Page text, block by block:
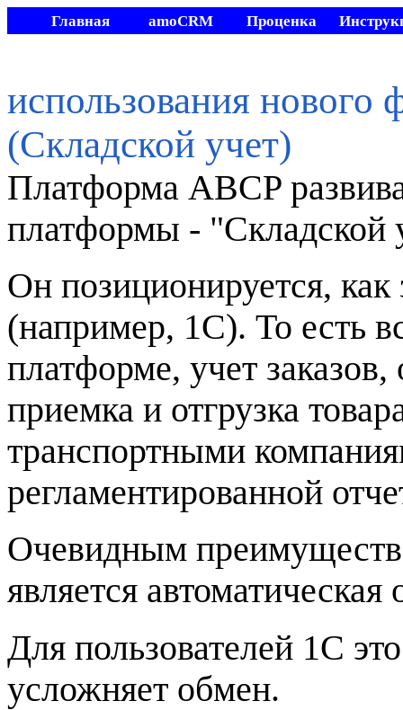
Главная amoCRM Проценка
использования нового
(Складской учет)
Платформа ABCP
платформы - "Складской
Он позиционируется,
(например, 1С). То есть
платформе, учет заказов,
приемка и отгрузка
транспортными
регламентированной
Очевидным
является
Для пользователей 1С
усложняет обмен.